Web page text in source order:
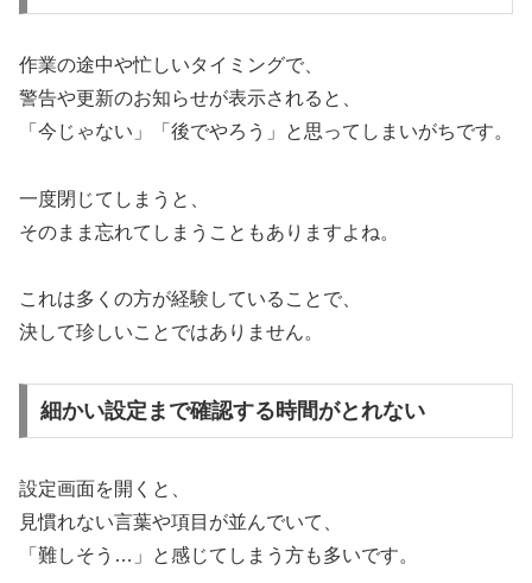
作業の途中や忙しいタイミングで、
警告や更新のお知らせが表示されると、
「今じゃない」「後でやろう」と思ってしまいがちです。
一度閉じてしまうと、
そのまま忘れてしまうこともありますよね。
これは多くの方が経験していることで、
決して珍しいことではありません。
細かい設定まで確認する時間がとれない
設定画面を開くと、
見慣れない言葉や項目が並んでいて、
「難しそう…」と感じてしまう方も多いです。